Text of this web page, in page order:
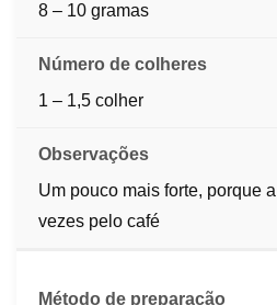
8 – 10 gramas
1 – 1,5 colher
Um pouco mais forte, porque
vezes pelo café